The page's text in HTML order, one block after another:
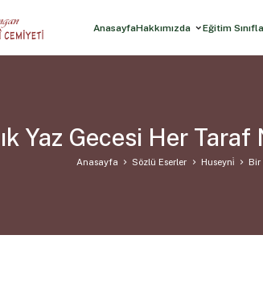
AnasayfaHakkımızda Eğitim
Yaz Gecesi Her
Anasayfa Sözlü Eserler Huseyni̇ Bir